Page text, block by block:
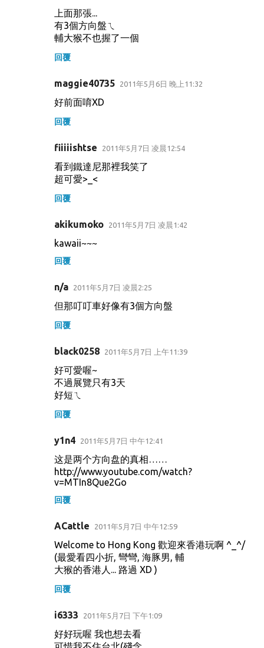
上面那張...
有3個方向盤ㄟ
輔大猴不也握了一個
回覆
maggie40735 2011年5月6日 晚上11:32
好前面唷XD
回覆
fiiiiishtse 2011年5月7日 凌晨12:54
看到鐵達尼那裡我笑了
超可愛>_<
回覆
akikumoko 2011年5月7日 凌晨1:42
kawaii~~~
回覆
n/a 2011年5月7日 凌晨2:25
但那叮叮車好像有3個方向盤
回覆
black0258 2011年5月7日 上午11:39
好可愛喔~
不過展覽只有3天
好短ㄟ
回覆
y1n4 2011年5月7日 中午12:41
这是两个方向盘的真相……
http://www.youtube.com/watch?
v=MTIn8Que2Go
回覆
ACattle 2011年5月7日 中午12:59
Welcome to Hong Kong 歡迎來香港玩啊 ^_^/
(最愛看四小折, 彎彎, 海豚男, 輔
大猴的香港人... 路過 XD )
回覆
i6333 2011年5月7日 下午1:09
好好玩喔 我也想去看